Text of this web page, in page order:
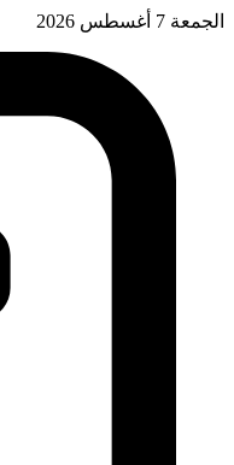
الجمعة 7 أغسطس 2026